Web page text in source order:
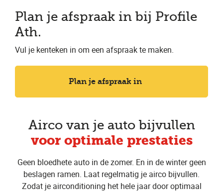
Plan je afspraak in bij Profile
Ath.
Vul je kenteken in om een afspraak te maken.
Plan je afspraak in
Airco van je auto bijvullen
voor optimale prestaties
Geen bloedhete auto in de zomer. En in de winter geen
beslagen ramen. Laat regelmatig je airco bijvullen.
Zodat je airconditioning het hele jaar door optimaal